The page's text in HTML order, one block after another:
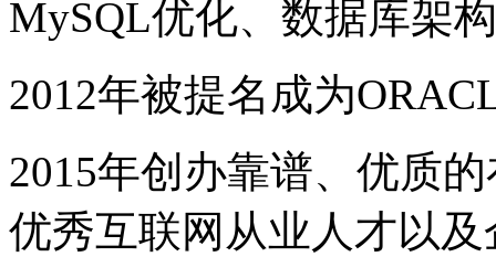
MySQL优化、数据库架
2012年被提名成为
2015年创办靠谱、优质
优秀互联网从业人才以